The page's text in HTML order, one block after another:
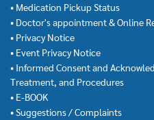
• Medication Pickup Status
• Doctor's appointment & Online
• Privacy Notice
• Event Privacy Notice
• Informed Consent and
Treatment, and Procedures
• E-BOOK
• Suggestions / Complaints